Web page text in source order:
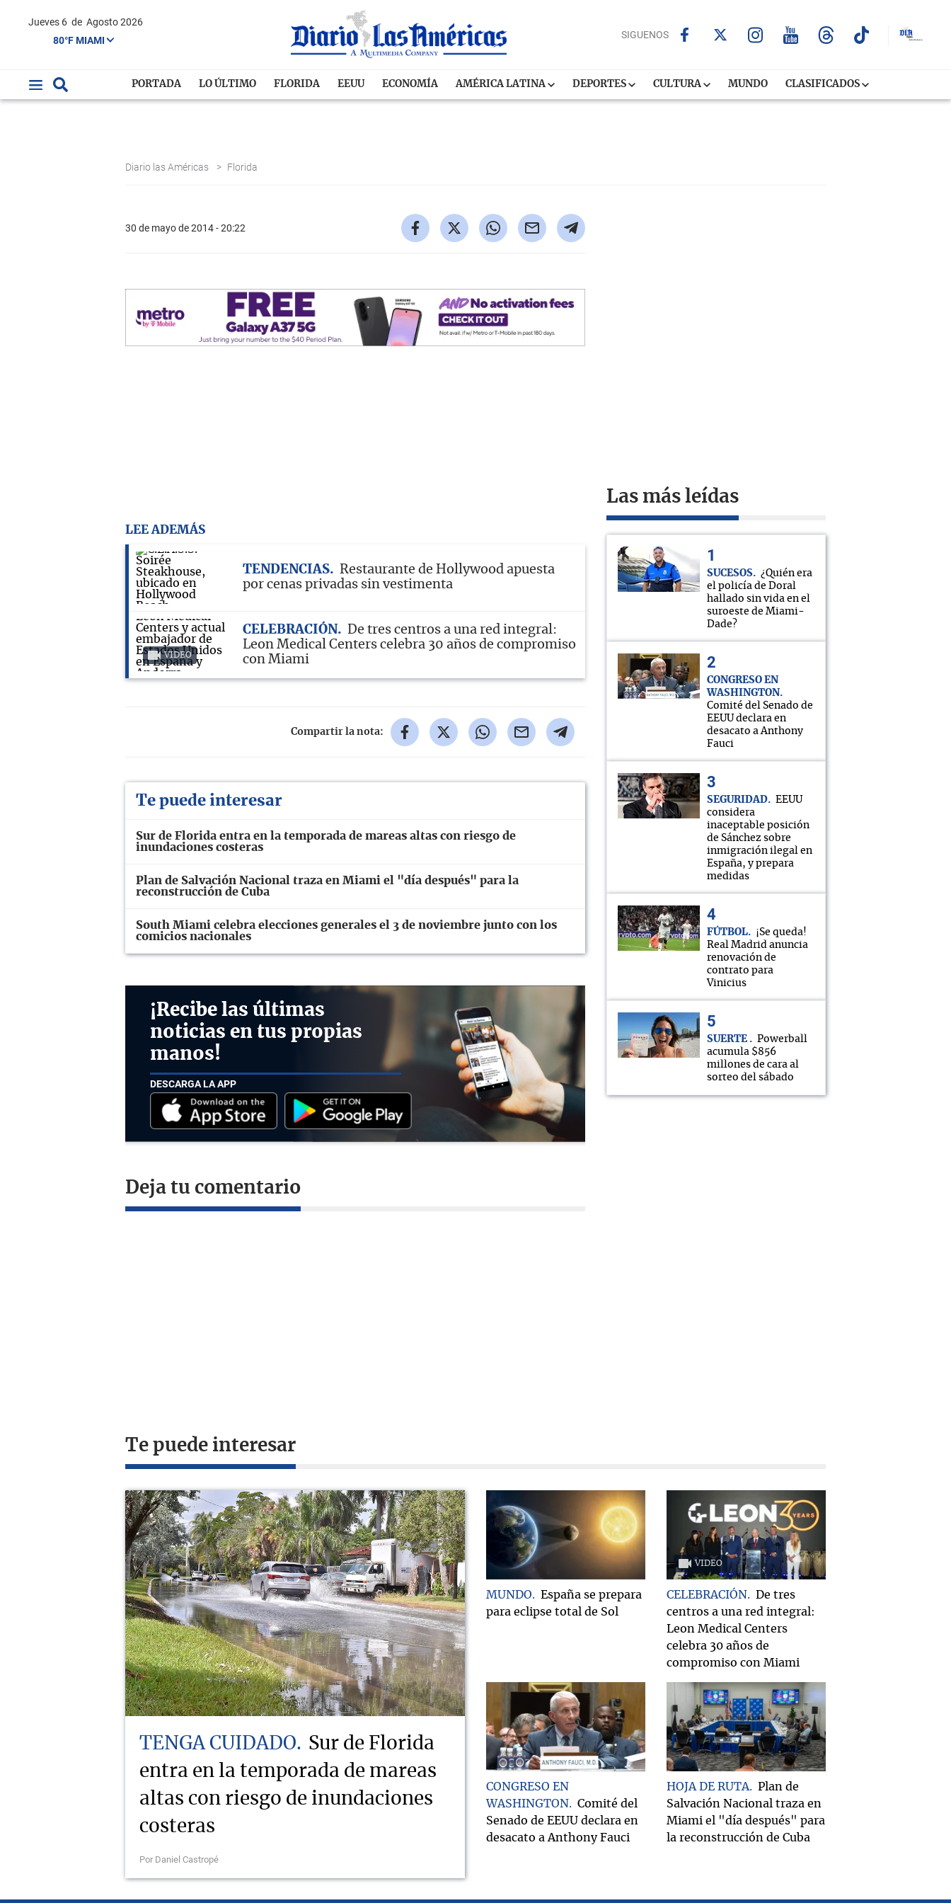
Jueves 6 de Agosto 2026
80°F MIAMI
SIGUENOS
PORTADA LO ÚLTIMO FLORIDA EEUU ECONOMÍA AMÉRICA LATINA DEPORTES CULTURA MUNDO CLASIFICADOS
Diario las Américas > Florida
30 de mayo de 2014 - 20:22
LEE ADEMÁS
TENDENCIAS
Restaurante de Hollywood apuesta
por cenas privadas sin vestimenta
VIDEO
CELEBRACIÓN
De tres centros a una red integral:
Leon Medical Centers celebra 30 años de compromiso
con Miami
Compartir la nota:
Te puede interesar
Sur de Florida entra en la temporada de mareas altas con riesgo de
inundaciones costeras
Plan de Salvación Nacional traza en Miami el "día después" para la
reconstrucción de Cuba
South Miami celebra elecciones generales el 3 de noviembre junto con los
comicios nacionales
¡Recibe las últimas
noticias en tus propias
manos!
DESCARGA LA APP
Deja tu comentario
Las más leídas
SUCESOS
¿Quién era
el policía de Doral
hallado sin vida en el
suroeste de Miami-
Dade?
CONGRESO EN
WASHINGTON
Comité del Senado de
EEUU declara en
desacato a Anthony
Fauci
SEGURIDAD
EEUU
considera
inaceptable posición
de Sánchez sobre
inmigración ilegal en
España, y prepara
medidas
FÚTBOL
¡Se queda!
Real Madrid anuncia
renovación de
contrato para
Vinicius
SUERTE
Powerball
acumula $856
millones de cara al
sorteo del sábado
Te puede interesar
TENGA CUIDADO
Sur de Florida
entra en la temporada de mareas
altas con riesgo de inundaciones
costeras
Por Daniel Castropé
MUNDO
España se prepara
para eclipse total de Sol
VIDEO
CELEBRACIÓN
De tres
centros a una red integral:
Leon Medical Centers
celebra 30 años de
compromiso con Miami
CONGRESO EN
WASHINGTON
Comité del
Senado de EEUU declara en
desacato a Anthony Fauci
HOJA DE RUTA
Plan de
Salvación Nacional traza en
Miami el "día después" para
la reconstrucción de Cuba